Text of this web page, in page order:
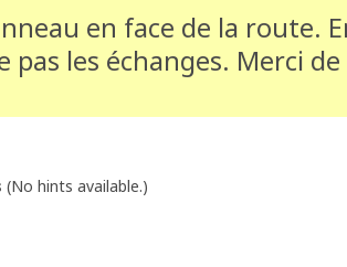
en face de la route.
pas les échanges. Merci
(No hints available.)